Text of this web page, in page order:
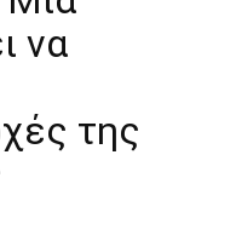
να
της